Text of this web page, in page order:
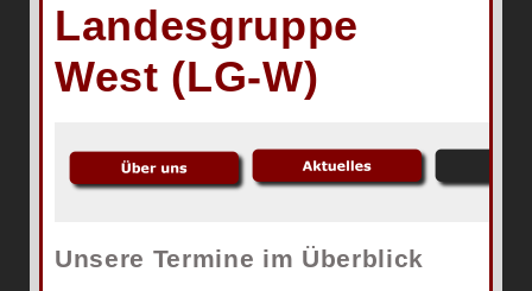
Landesgruppe
West (LG-W)
Unsere Termine im Überblick